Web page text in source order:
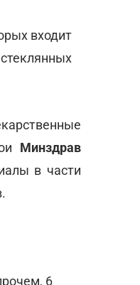
входит
Минздрав
в части
6